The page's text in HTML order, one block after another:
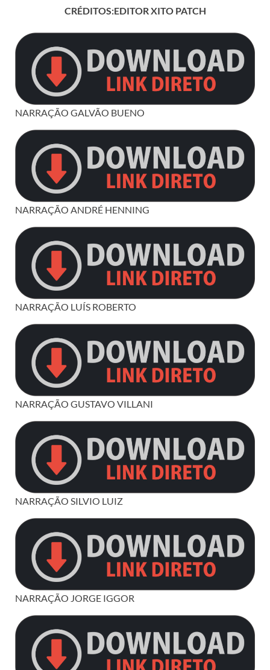
CRÉDITOS:EDITOR XITO PATCH
NARRAÇÃO GALVÃO BUENO
NARRAÇÃO ANDRÉ HENNING
NARRAÇÃO LUÍS ROBERTO
NARRAÇÃO GUSTAVO VILLANI
NARRAÇÃO SILVIO LUIZ
NARRAÇÃO JORGE IGGOR